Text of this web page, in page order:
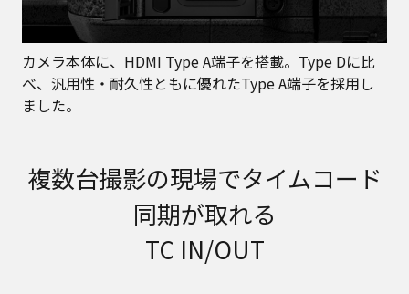
カメラ本体に、HDMI Type A端子を搭載。Type Dに比
べ、汎用性・耐久性ともに優れたType A端子を採用し
ました。
複数台撮影の現場でタイムコード
同期が取れる
TC IN/OUT